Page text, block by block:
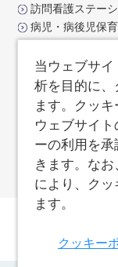
訪問看護ステー
病児・病後児保
お問合せ
よくあるご質問
サイトポリシー
サイトマップ
済生会支部京都府
職員専用ページ
当ウェブサ
析を目的に
ます。クッ
ウェブサイ
ーの利用を
きます。な
により、ク
ます。
クッキー